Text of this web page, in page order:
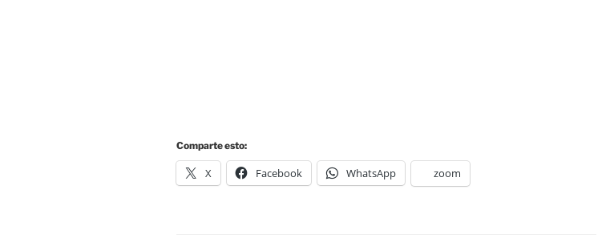
Comparte esto:
X Facebook WhatsApp zoom